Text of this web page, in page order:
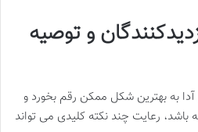
و توصیه
آدا به بهترین شکل ممکن رقم بخورد و
رعایت چند نکته کلیدی می تواند